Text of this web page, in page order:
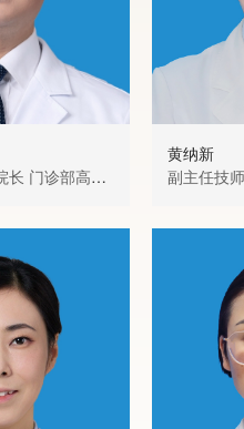
部高级
黄纳新
副主任技师